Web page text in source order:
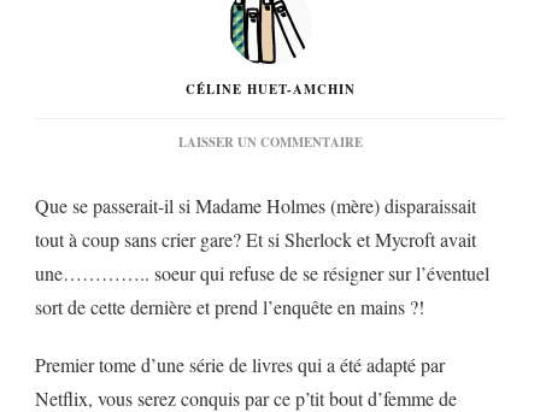
CÉLINE HUET-AMCHIN
LAISSER UN COMMENTAIRESUR
D’ENOLA
1.
LA
DISPARITION »
NANCY
SPRINGER…
Que se passerait-il si Madame Holmes (mère) disparaissait
tout à coup sans crier gare? Et si Sherlock et Mycroft avait
une………….. soeur qui refuse de se résigner sur l’éventuel
sort de cette dernière et prend l’enquête en mains ?!
Premier tome d’une série de livres qui a été adapté par
Netflix, vous serez conquis par ce p’tit bout d’femme de